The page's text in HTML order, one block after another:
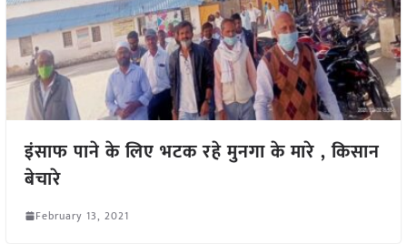
इंसाफ पाने के लिए भटक रहे मुनगा के मारे , किसान
बेचारे
February 13, 2021